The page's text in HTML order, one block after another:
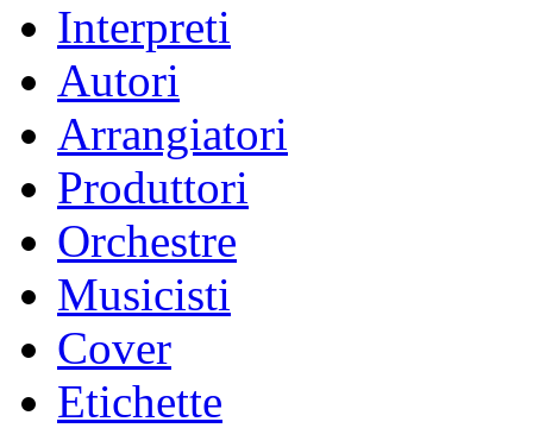
Interpreti
Autori
Arrangiatori
Produttori
Orchestre
Musicisti
Cover
Etichette